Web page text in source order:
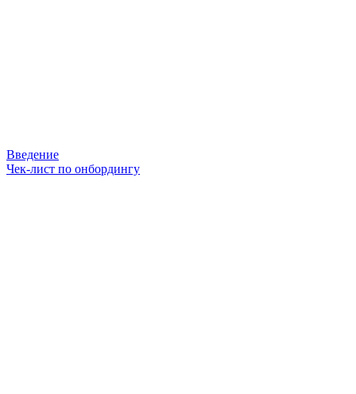
Введение
Чек-лист по онбордингу